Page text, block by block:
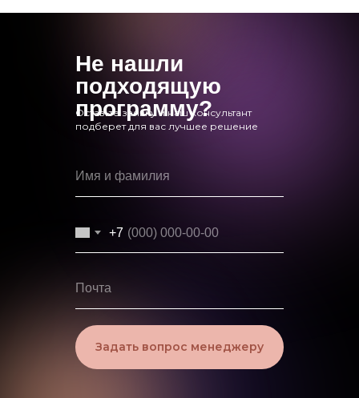
Не нашли
подходящую
программу?
Оставьте заявку и наш консультант
подберет для вас лучшее решение
+7
Задать вопрос менеджеру